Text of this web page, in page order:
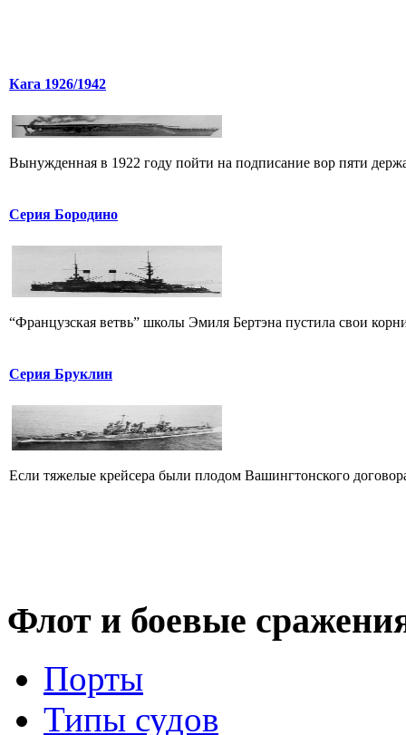
Кага 1926/1942
Вынужденная в 1922 году пойти на подписание вор пяти
Серия Бородино
“Французская ветвь” школы Эмиля Бертэна пустила свои
Серия Бруклин
Если тяжелые крейсера были плодом Вашингтонского
Флот и боевые
Порты
Типы судов